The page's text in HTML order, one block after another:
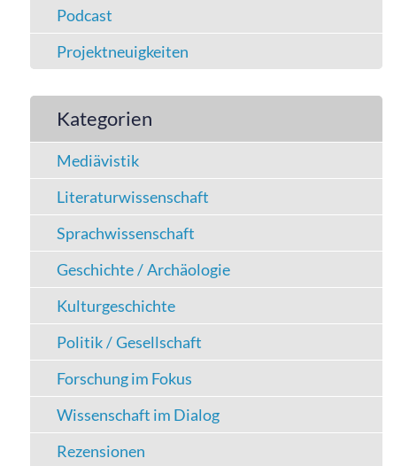
Podcast
Projektneuigkeiten
Kategorien
Mediävistik
Literaturwissenschaft
Sprachwissenschaft
Geschichte / Archäologie
Kulturgeschichte
Politik / Gesellschaft
Forschung im Fokus
Wissenschaft im Dialog
Rezensionen